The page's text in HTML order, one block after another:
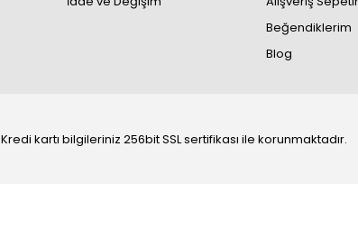
Beğendiklerim
Blog
kartı bilgileriniz 256bit SSL sertifikası ile korunmaktadır.